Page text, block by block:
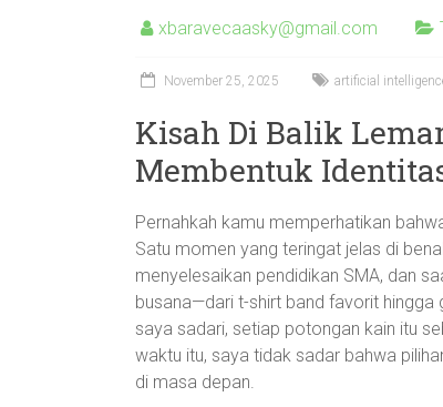
xbaravecaasky@gmail.com
November 25, 2025 artificial
Kisah Di Balik
Membentuk
Pernahkah kamu memperhatikan
Satu momen yang teringat jelas di
menyelesaikan pendidikan SMA, dan
busana—dari t-shirt band favorit hingga
saya sadari, setiap potongan kain itu
waktu itu, saya tidak sadar bahwa
di masa depan.